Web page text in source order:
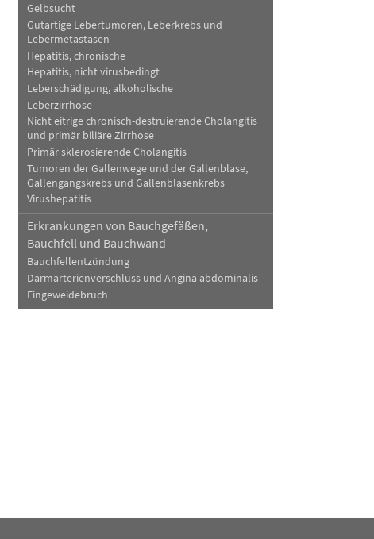
Gelbsucht
Gutartige Lebertumoren, Leberkrebs und
Lebermetastasen
Hepatitis, chronische
Hepatitis, nicht virusbedingt
Leberschädigung, alkoholische
Leberzirrhose
Nicht eitrige chronisch-destruierende Cholangitis
und primär biliäre Zirrhose
Primär sklerosierende Cholangitis
Tumoren der Gallenwege und der Gallenblase,
Gallengangskrebs und Gallenblasenkrebs
Virushepatitis
Erkrankungen von Bauchgefäßen,
Bauchfell und Bauchwand
Bauchfellentzündung
Darmarterienverschluss und Angina abdominalis
Eingeweidebruch